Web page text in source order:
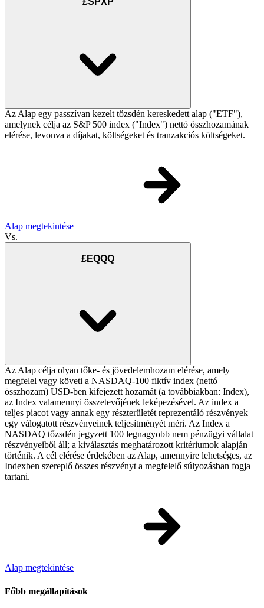
Az Alap egy passzívan kezelt tőzsdén kereskedett alap ("ETF"),
amelynek célja az S&P 500 index ("Index") nettó összhozamának
elérése, levonva a díjakat, költségeket és tranzakciós költségeket.
Alap megtekintése
Vs.
£EQQQ
Az Alap célja olyan tőke- és jövedelemhozam elérése, amely
megfelel vagy követi a NASDAQ-100 fiktív index (nettó
összhozam) USD-ben kifejezett hozamát (a továbbiakban: Index),
az Index valamennyi összetevőjének leképezésével. Az index a
teljes piacot vagy annak egy részterületét reprezentáló részvények
egy válogatott részvényeinek teljesítményét méri. Az Index a
NASDAQ tőzsdén jegyzett 100 legnagyobb nem pénzügyi vállalat
részvényeiből áll; a kiválasztás meghatározott kritériumok alapján
történik. A cél elérése érdekében az Alap, amennyire lehetséges, az
Indexben szereplő összes részvényt a megfelelő súlyozásban fogja
tartani.
Alap megtekintése
Főbb megállapítások